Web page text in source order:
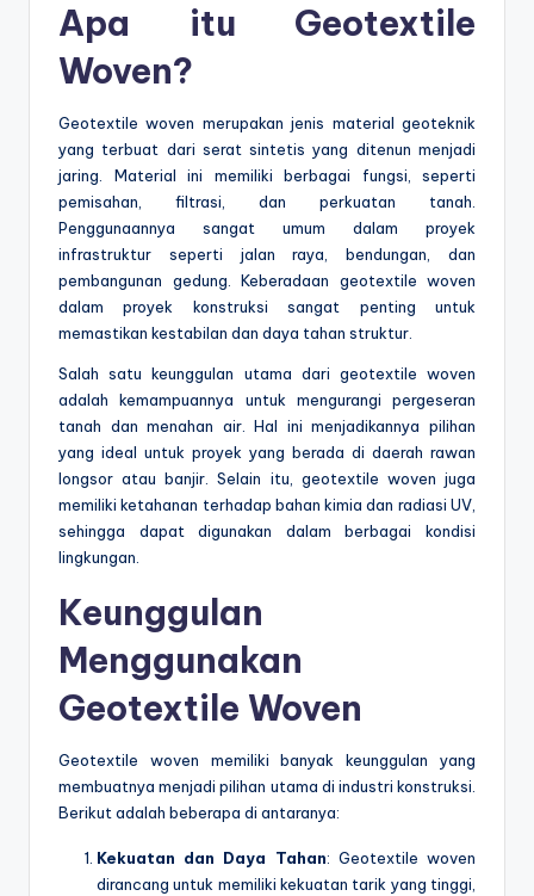
Apa itu Geotextile
Woven?
Geotextile woven merupakan jenis material geoteknik
yang terbuat dari serat sintetis yang ditenun menjadi
jaring. Material ini memiliki berbagai fungsi, seperti
pemisahan, filtrasi, dan perkuatan tanah.
Penggunaannya sangat umum dalam proyek
infrastruktur seperti jalan raya, bendungan, dan
pembangunan gedung. Keberadaan geotextile woven
dalam proyek konstruksi sangat penting untuk
memastikan kestabilan dan daya tahan struktur.
Salah satu keunggulan utama dari geotextile woven
adalah kemampuannya untuk mengurangi pergeseran
tanah dan menahan air. Hal ini menjadikannya pilihan
yang ideal untuk proyek yang berada di daerah rawan
longsor atau banjir. Selain itu, geotextile woven juga
memiliki ketahanan terhadap bahan kimia dan radiasi UV,
sehingga dapat digunakan dalam berbagai kondisi
lingkungan.
Keunggulan
Menggunakan
Geotextile Woven
Geotextile woven memiliki banyak keunggulan yang
membuatnya menjadi pilihan utama di industri konstruksi.
Berikut adalah beberapa di antaranya:
Kekuatan dan Daya Tahan: Geotextile woven
dirancang untuk memiliki kekuatan tarik yang tinggi,